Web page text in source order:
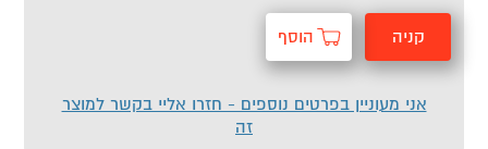
קניה הוסף
אני מעוניין בפרטים נוספים - חזרו אליי בקשר למוצר
זה